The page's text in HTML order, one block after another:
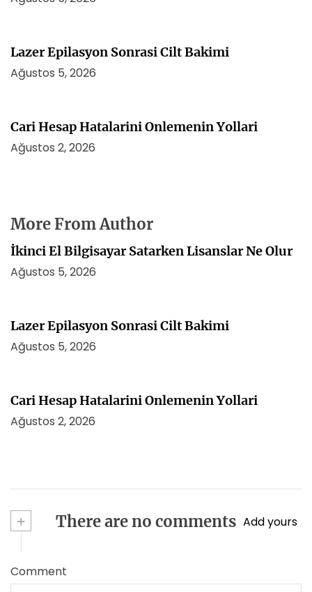
Lazer Epilasyon Sonrasi Cilt Bakimi
Ağustos 5, 2026
Cari Hesap Hatalarini Onlemenin Yollari
Ağustos 2, 2026
More From Author
İkinci El Bilgisayar Satarken Lisanslar Ne Olur
Ağustos 5, 2026
Lazer Epilasyon Sonrasi Cilt Bakimi
Ağustos 5, 2026
Cari Hesap Hatalarini Onlemenin Yollari
Ağustos 2, 2026
+ There are no comments Add yours
Comment